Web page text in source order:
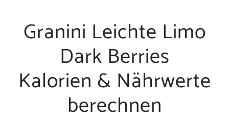
Granini Leichte Limo
Dark Berries
Kalorien & Nährwerte
berechnen